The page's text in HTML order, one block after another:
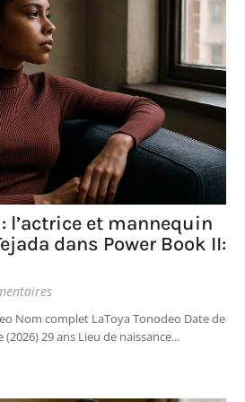
: l’actrice et mannequin
dans Power Book II:
Nom complet LaToya Tonodeo Date de
(2026) 29 ans Lieu de naissance...